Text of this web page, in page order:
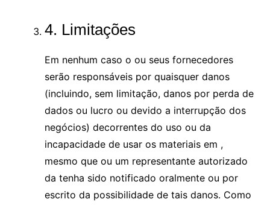
4. Limitações
Em nenhum caso o ou seus fornecedores
serão responsáveis ​​por quaisquer danos
(incluindo, sem limitação, danos por perda de
dados ou lucro ou devido a interrupção dos
negócios) decorrentes do uso ou da
incapacidade de usar os materiais em ,
mesmo que ou um representante autorizado
da tenha sido notificado oralmente ou por
escrito da possibilidade de tais danos. Como